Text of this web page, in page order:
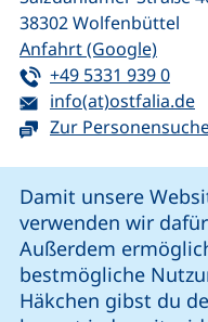
Damit unsere
verwenden wir
Außerdem
bestmögliche
Häkchen gibst du
38302Wolfenbüttel
Anfahrt (Google)
Tel:
+49 5331 939 0
E-Mail:
info(at)ostfalia.de
Zur
unsere Facebook-
unsereunsere
Cookie-Einstellungen